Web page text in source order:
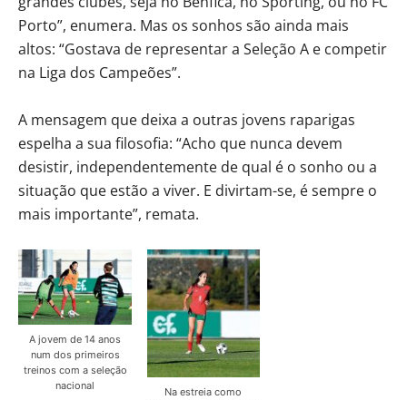
Porto”, enumera. Mas os sonhos são ainda mais
altos: “Gostava de representar a Seleção A e competir
na Liga dos Campeões”.
A mensagem que deixa a outras jovens raparigas
espelha a sua filosofia: “Acho que nunca devem
desistir, independentemente de qual é o sonho ou a
situação que estão a viver. E divirtam-se, é sempre o
mais importante”, remata.
A jovem de 14 anos
num dos primeiros
treinos com a seleção
nacional
Na estreia como